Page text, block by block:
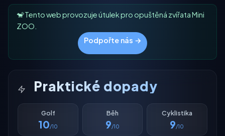
🐒 Tento web provozuje útulek pro opuštěná zvířata Mini
ZOO.
Podpořte nás →
Praktické dopady
Golf
10/10
Běh
9/10
Cyklistika
9/10